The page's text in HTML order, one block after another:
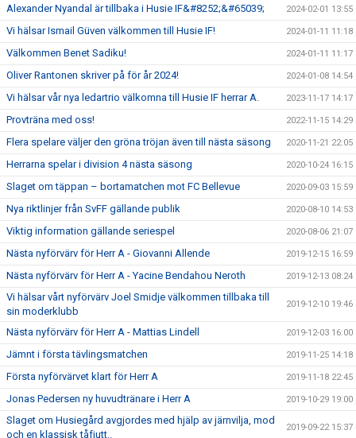
Alexander Nyandal är tillbaka i Husie IF&#8252;&#65039; 2024-02-01 13:55
Vi hälsar Ismail Güven välkommen till Husie IF! 2024-01-11 11:18
Välkommen Benet Sadiku! 2024-01-11 11:17
Oliver Rantonen skriver på för år 2024! 2024-01-08 14:54
Vi hälsar vår nya ledartrio välkomna till Husie IF herrar A. 2023-11-17 14:17
Provträna med oss! 2022-11-15 14:29
Flera spelare väljer den gröna tröjan även till nästa säsong 2020-11-21 22:05
Herrarna spelar i division 4 nästa säsong 2020-10-24 16:15
Slaget om täppan – bortamatchen mot FC Bellevue 2020-09-03 15:59
Nya riktlinjer från SvFF gällande publik 2020-08-10 14:53
Viktig information gällande seriespel 2020-08-06 21:07
Nästa nyförvärv för Herr A - Giovanni Allende 2019-12-15 16:59
Nästa nyförvärv för Herr A - Yacine Bendahou Neroth 2019-12-13 08:24
Vi hälsar vårt nyförvärv Joel Smidje välkommen tillbaka till
sin moderklubb
2019-12-10 19:46
Nästa nyförvärv för Herr A - Mattias Lindell 2019-12-03 16:00
Jämnt i första tävlingsmatchen 2019-11-25 14:18
Första nyförvärvet klart för Herr A 2019-11-18 22:45
Jonas Pedersen ny huvudtränare i Herr A 2019-10-29 19:00
Slaget om Husiegård avgjordes med hjälp av järnvilja, mod
och en klassisk tåfjutt..
2019-09-22 15:37